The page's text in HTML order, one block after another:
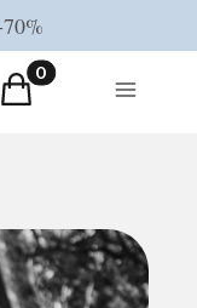
Produkty w
Koszyk Menu